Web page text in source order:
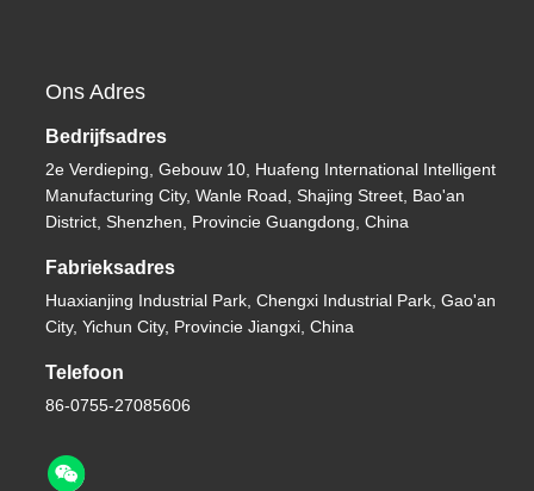
Ons Adres
Bedrijfsadres
2e Verdieping, Gebouw 10, Huafeng International Intelligent
Manufacturing City, Wanle Road, Shajing Street, Bao'an
District, Shenzhen, Provincie Guangdong, China
Fabrieksadres
Huaxianjing Industrial Park, Chengxi Industrial Park, Gao'an
City, Yichun City, Provincie Jiangxi, China
Telefoon
86-0755-27085606